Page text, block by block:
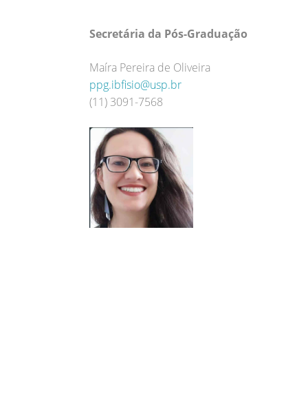
Secretária da Pós-Graduação
Maíra Pereira de Oliveira
ppg.ibfisio@usp.br
(11) 3091-7568